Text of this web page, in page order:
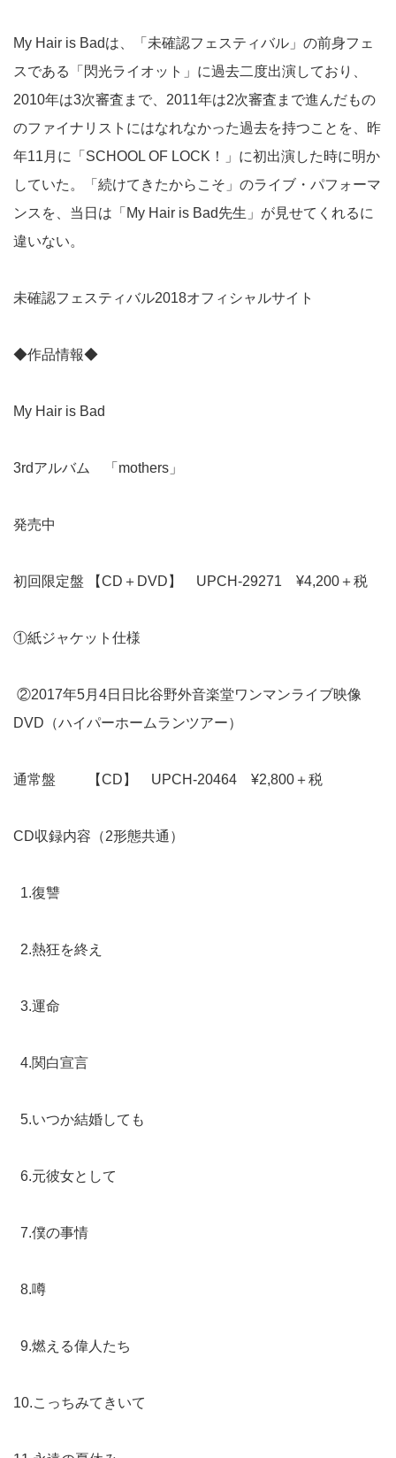
My Hair is Badは、「未確認フェスティバル」の前身フェ
スである「閃光ライオット」に過去二度出演しており、
2010年は3次審査まで、2011年は2次審査まで進んだもの
のファイナリストにはなれなかった過去を持つことを、昨
年11月に「SCHOOL OF LOCK！」に初出演した時に明か
していた。「続けてきたからこそ」のライブ・パフォーマ
ンスを、当日は「My Hair is Bad先生」が見せてくれるに
違いない。
未確認フェスティバル2018オフィシャルサイト
◆作品情報◆
My Hair is Bad
3rdアルバム 「mothers」
発売中
初回限定盤 【CD＋DVD】 UPCH-29271 ¥4,200＋税
①紙ジャケット仕様
②2017年5月4日日比谷野外音楽堂ワンマンライブ映像
DVD（ハイパーホームランツアー）
通常盤 【CD】 UPCH-20464 ¥2,800＋税
CD収録内容（2形態共通）
1.復讐
2.熱狂を終え
3.運命
4.関白宣言
5.いつか結婚しても
6.元彼女として
7.僕の事情
8.噂
9.燃える偉人たち
10.こっちみてきいて